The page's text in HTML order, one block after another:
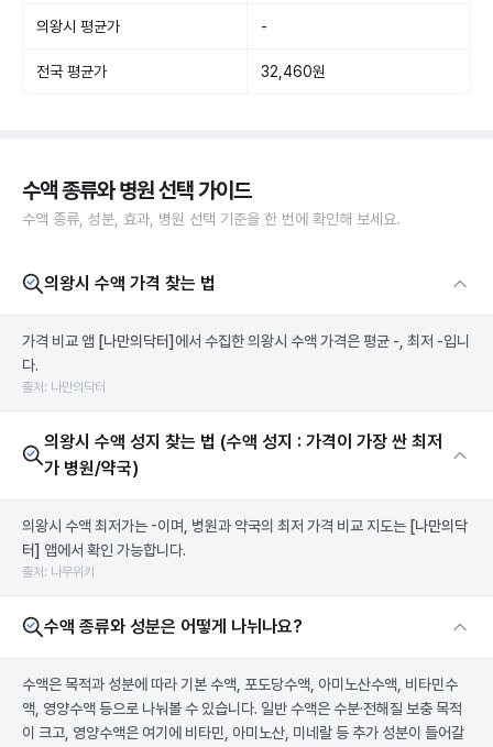
의왕시 평균가 -
전국 평균가 32,460원
수액 종류와 병원 선택 가이드
수액 종류, 성분, 효과, 병원 선택 기준을 한 번에 확인해 보세요.
의왕시 수액 가격 찾는 법
가격 비교 앱 [나만의닥터] 에서 수집한 의왕시 수액 가격은 평균 -, 최저 -입니
다.
출처: 나만의닥터
의왕시 수액 성지 찾는 법 (수액 성지 : 가격이 가장 싼 최저
가 병원/약국)
의왕시 수액 최저가는 -이며, 병원과 약국의 최저 가격 비교 지도는 [나만의닥
터] 앱에서 확인 가능합니다.
출처: 나무위키
수액 종류와 성분은 어떻게 나뉘나요?
수액은 목적과 성분에 따라 기본 수액, 포도당수액, 아미노산수액, 비타민수
액, 영양수액 등으로 나눠볼 수 있습니다. 일반 수액은 수분·전해질 보충 목적
이 크고, 영양수액은 여기에 비타민, 아미노산, 미네랄 등 추가 성분이 들어갈